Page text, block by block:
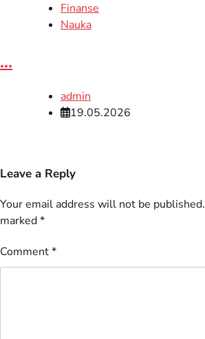
Finanse
Nauka
...
admin
19.05.2026
Leave a Reply
Your email address will not be published.
marked*
Comment*